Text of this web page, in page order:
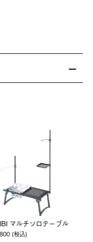
ピラミッド・デバイダー&